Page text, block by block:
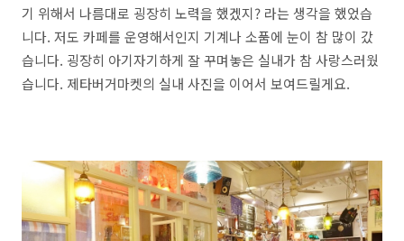
기 위해서 나름대로 굉장히 노력을 했겠지? 라는 생각을 했었습
니다. 저도 카페를 운영해서인지 기계나 소품에 눈이 참 많이 갔
습니다. 굉장히 아기자기하게 잘 꾸며놓은 실내가 참 사랑스러웠
습니다. 제타버거마켓의 실내 사진을 이어서 보여드릴게요.